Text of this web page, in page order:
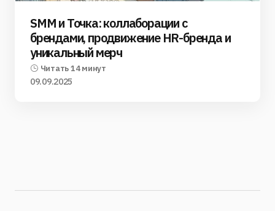
SMM и Точка: коллаборации с
брендами, продвижение HR-бренда и
уникальный мерч
Читать 14 минут
09.09.2025